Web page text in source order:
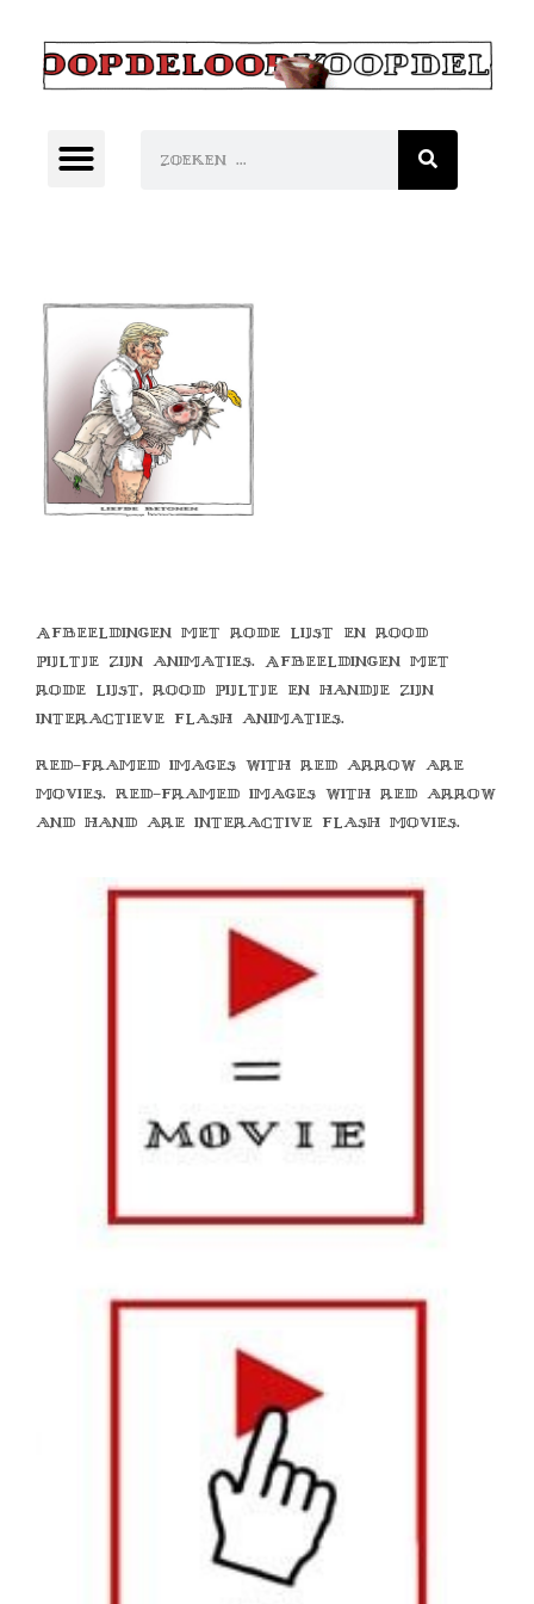
Afbeeldingen met rode lijst en rood
pijltje zijn animaties. Afbeeldingen met
rode lijst, rood pijltje en handje zijn
interactieve flash animaties.
Red-framed images with red arrow are
movies. Red-framed images with red arrow
and hand are interactive flash movies.